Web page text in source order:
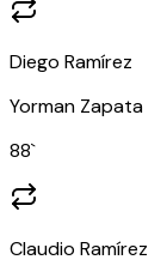
Diego Ramírez
Yorman Zapata
88`
Claudio Ramírez